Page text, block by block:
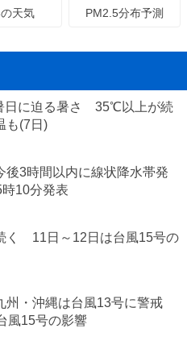
天気 PM2.5分布予測
日に迫る暑さ 35℃以上が続
も(7日)
後3時間以内に線状降水帯発
10分発表
く 11日～12日は台風15号の
・沖縄は台風13号に警戒
風15号の影響